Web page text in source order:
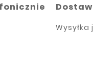
Wysyłka